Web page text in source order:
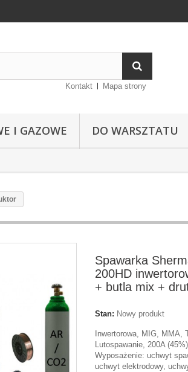
Kontakt Mapa strony
I GAZOWE DO WARSZTATU
Spawarka
200HD
+ butla mix +
Stan: Nowy produkt
Inwertorowa, MIG, MMA,
Lutospawanie, 200A
Wyposażenie: uchwyt
uchwyt elektrodowy,